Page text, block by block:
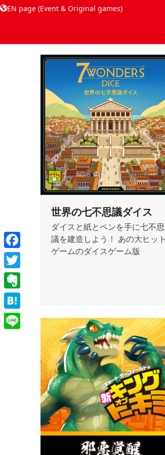
EN page (Event & Original games)
世界の七不思議ダイス
ダイスと紙とペンを手に七不思
議を建造しよう！ あの大ヒット
ゲームのダイスゲーム版
Facebook
Twitter
Evernote
Hatena